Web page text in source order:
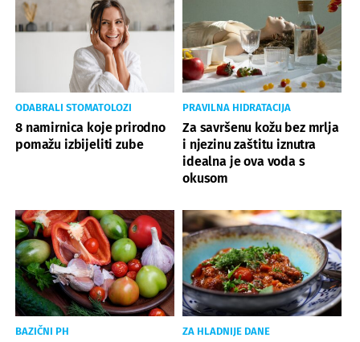
ODABRALI STOMATOLOZI
8 namirnica koje prirodno
pomažu izbijeliti zube
PRAVILNA HIDRATACIJA
Za savršenu kožu bez mrlja
i njezinu zaštitu iznutra
idealna je ova voda s
okusom
BAZIČNI PH ZA HLADNIJE DANE